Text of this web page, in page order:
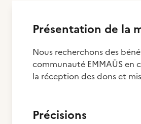
Présentation de la
Nous recherchons des
communauté EMMAÜS en
la réception des dons et
Précisions